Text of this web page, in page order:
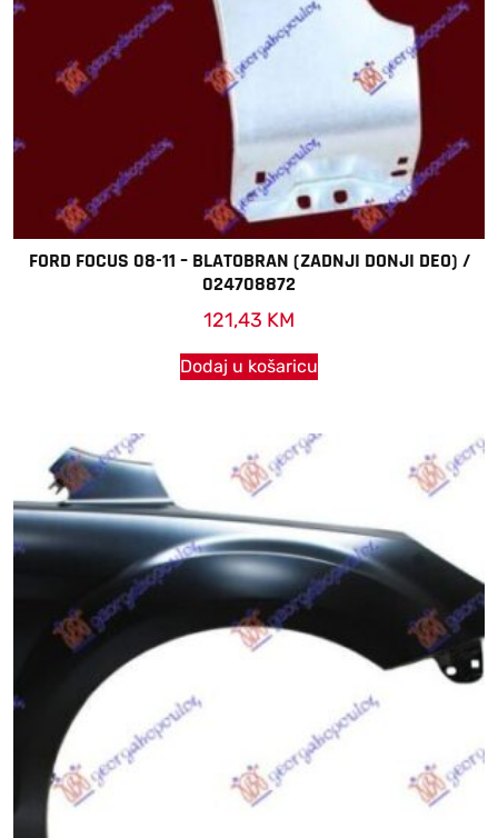
FORD FOCUS 08-11 – BLATOBRAN (ZADNJI DONJI DEO) /
024708872
121,43 KM
Dodaj u košaricu